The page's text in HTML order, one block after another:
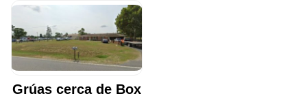
Grúas cerca de Box